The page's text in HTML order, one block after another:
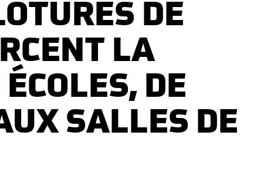
DE
LA
DE
SALLES DE